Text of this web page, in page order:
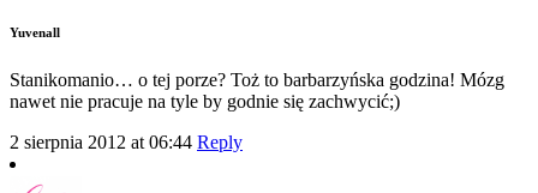
Yuvenall
Stanikomanio… o tej porze? Toż to barbarzyńska godzina! Mózg
nawet nie pracuje na tyle by godnie się zachwycić;)
2 sierpnia 2012 at 06:44 Reply